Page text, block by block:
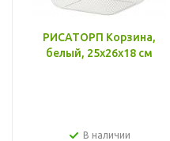
РИСАТОРП Корзина,
белый, 25x26x18 см
В наличии